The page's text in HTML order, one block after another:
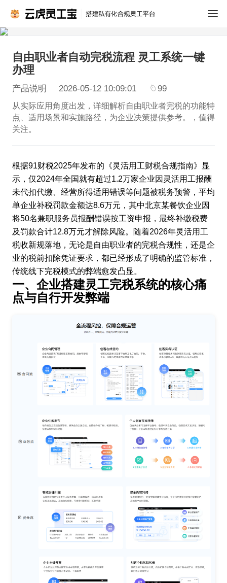
自由职业者自动完税流程 灵工系统一键
办理
产品说明 2026-05-12 10:09:01 99
从实际应用角度出发，详细解析自由职业者完税的功能特
点、适用场景和实施路径，为企业决策提供参考。，值得
关注。
根据91财税2025年发布的《灵活用工财税合规指南》显
示，仅2024年全国就有超过1.2万家企业因灵活用工报酬
未代扣代缴、经营所得适用错误等问题被税务预警，平均
单企业补税罚款金额达8.6万元，其中北京某餐饮企业因
将50名兼职服务员报酬错误按工资申报，最终补缴税费
及罚款合计12.8万元才解除风险。随着2026年灵活用工
税收新规落地，无论是自由职业者的完税合规性，还是企
业的税前扣除凭证要求，都已经形成了明确的监管标准，
传统线下完税模式的弊端愈发凸显。
一、企业搭建灵工完税系统的核心痛
点与自行开发弊端